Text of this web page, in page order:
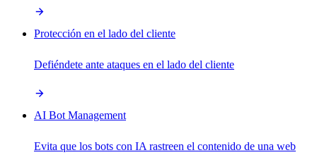
Protección en el lado del cliente
Defiéndete ante ataques en el lado del cliente
AI Bot Management
Evita que los bots con IA rastreen el contenido de una web